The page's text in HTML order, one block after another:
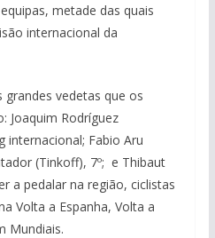
metade das quais
internacional da
grandes vedetas que os
Joaquim Rodríguez
internacional; Fabio Aru
(Tinkoff), 7º; e Thibaut
a pedalar na região, ciclistas
Volta a Espanha, Volta a
Mundiais.